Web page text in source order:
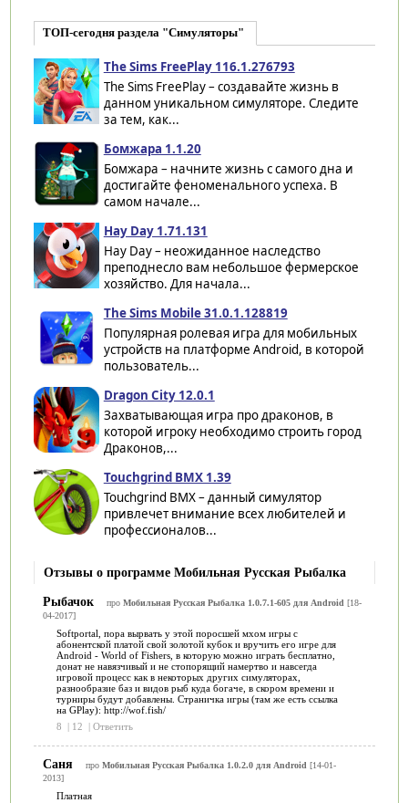
ТОП-сегодня раздела "Симуляторы"
The Sims FreePlay 116.1.276793
The Sims FreePlay – создавайте жизнь в
данном уникальном симуляторе. Следите
за тем, как...
Бомжара 1.1.20
Бомжара – начните жизнь с самого дна и
достигайте феноменального успеха. В
самом начале...
Hay Day 1.71.131
Hay Day – неожиданное наследство
преподнесло вам небольшое фермерское
хозяйство. Для начала...
The Sims Mobile 31.0.1.128819
Популярная ролевая игра для мобильных
устройств на платформе Android, в которой
пользователь...
Dragon City 12.0.1
Захватывающая игра про драконов, в
которой игроку необходимо строить город
Драконов,...
Touchgrind BMX 1.39
Touchgrind BMX – данный симулятор
привлечет внимание всех любителей и
профессионалов...
Отзывы о программе Мобильная Русская Рыбалка
Рыбачок
про Мобильная Русская Рыбалка 1.0.7.1-605 для Android[18-
04-2017]
Softportal, пора вырвать у этой поросшей мхом игры с
абонентской платой свой золотой кубок и вручить его игре для
Android - World of Fishers, в которую можно играть бесплатно,
донат не навязчивый и не стопорящий намертво и навсегда
игровой процесс как в некоторых других симуляторах,
разнообразие баз и видов рыб куда богаче, в скором времени и
турниры будут добавлены. Страничка игры (там же есть ссылка
на GPlay): http://wof.fish/
8
| 12 | Ответить
Саня про Мобильная Русская Рыбалка 1.0.2.0 для Android [14-01-
2013]
Платная